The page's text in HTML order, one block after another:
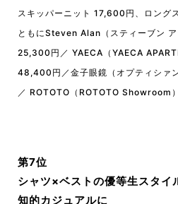
スキッパーニット 17,600円、ロング
ともにSteven Alan（スティーブン
25,300円／ YAECA（YAECA
48,400円／金子眼鏡（オプティシァ
／ ROTOTO（ROTOTO Showroom）
第7位
シャツ×ベストの優等生スタイ
知的カジュアルに